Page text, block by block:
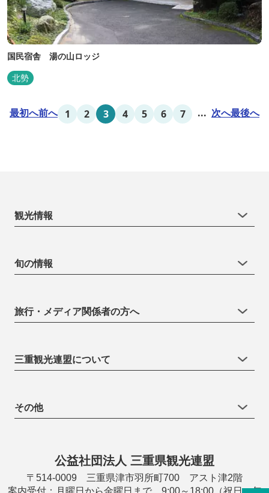
国民宿舎 湯の山ロッジ
北勢
最初へ前へ 1 2 3 4 5 6 7 ... 次へ最後へ
観光情報
旬の情報
旅行・メディア関係者の方へ
三重観光連盟について
その他
公益社団法人 三重県観光連盟
〒514-0009 三重県津市羽所町700 アスト津2階
案内受付：月曜日から金曜日まで 9:00～18:00（祝日・年